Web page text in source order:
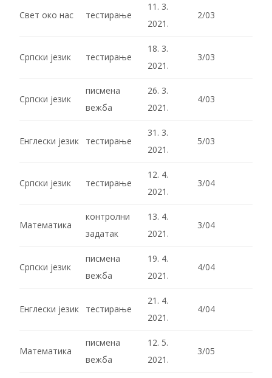
Свет око нас тестирање
11. 3.
2021.
2/03
Српски језик тестирање
18. 3.
2021.
3/03
Српски језик
писмена
вежба
26. 3.
2021.
4/03
Енглески језик тестирање
31. 3.
2021.
5/03
Српски језик тестирање
12. 4.
2021.
3/04
Математика
контролни
задатак
13. 4.
2021.
3/04
Српски језик
писмена
вежба
19. 4.
2021.
4/04
Енглески језик тестирање
21. 4.
2021.
4/04
Математика
писмена
вежба
12. 5.
2021.
3/05